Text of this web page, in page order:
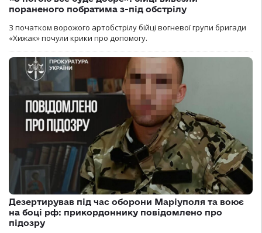
пораненого побратима з-під обстрілу
З початком ворожого артобстрілу бійці вогневої групи бригади
«Хижак» почули крики про допомогу.
Дезертирував під час оборони Маріуполя та воює
на боці рф: прикордоннику повідомлено про
підозру